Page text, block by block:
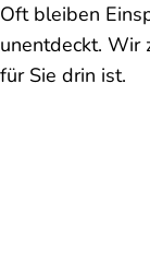
Oft bleiben
unentdeckt. Wir
für Sie drin ist.